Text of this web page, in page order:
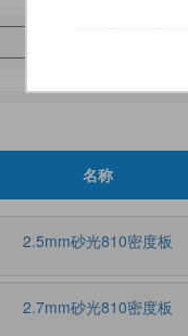
名称
2.5mm砂光810密度板
2.7mm砂光810密度板